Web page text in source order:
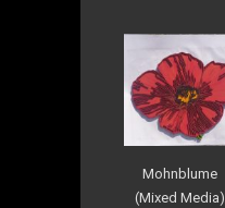
Mohnblume
(Mixed Media)